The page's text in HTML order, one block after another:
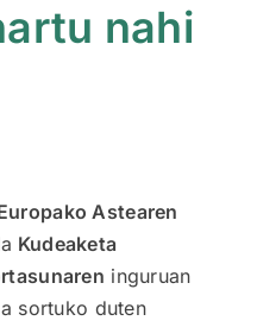
nahi
Astearen
Kudeaketa
inguruan
sortuko duten